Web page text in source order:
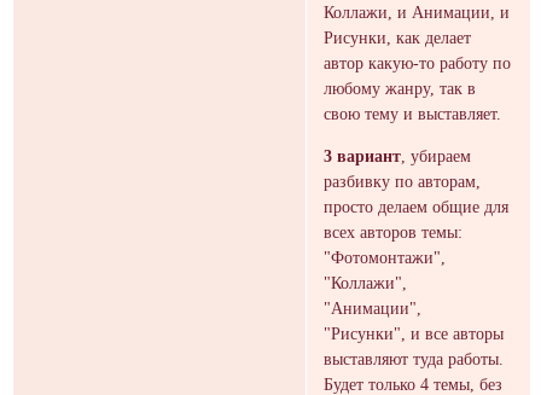
Коллажи, и Анимации, и
Рисунки, как делает
автор какую-то работу по
любому жанру, так в
свою тему и выставляет.
3 вариант , убираем
разбивку по авторам,
просто делаем общие для
всех авторов темы:
"Фотомонтажи",
"Коллажи",
"Анимации",
"Рисунки", и все авторы
выставляют туда работы.
Будет только 4 темы, без